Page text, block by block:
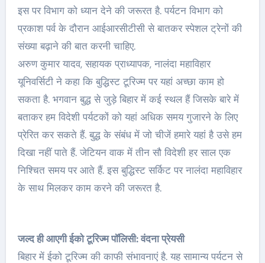
इस पर विभाग को ध्यान देने की जरूरत है. पर्यटन विभाग को
प्रकाश पर्व के दौरान आईआरसीटीसी से बातकर स्पेशल ट्रेनों की
संख्या बढ़ाने की बात करनी चाहिए.
अरुण कुमार यादव, सहायक प्राध्यापक, नालंदा महाविहार
यूनिवर्सिटी ने कहा कि बुद्धिस्ट टूरिज्म पर यहां अच्छा काम हो
सकता है. भगवान बुद्ध से जुड़े बिहार में कई स्थल हैं जिसके बारे में
बताकर हम विदेशी पर्यटकों को यहां अधिक समय गुजारने के लिए
प्रेरित कर सकते हैं. बुद्ध के संबंध में जो चीजें हमारे यहां है उसे हम
दिखा नहीं पाते हैं. जेटियन वाक में तीन सौ विदेशी हर साल एक
निश्चित समय पर आते हैं. इस बुद्धिस्ट सर्किट पर नालंदा महाविहार
के साथ मिलकर काम करने की जरूरत है.
जल्द ही आएगी ईको टूरिज्म पॉलिसी: वंदना प्रेयसी
बिहार में ईको टूरिज्म की काफी संभावनाएं है. यह सामान्य पर्यटन से